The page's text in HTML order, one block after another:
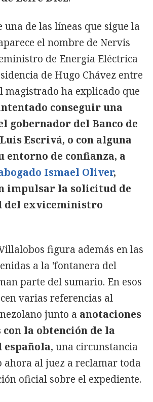
una de las líneas que sigue la
el nombre de Nervis
de Energía Eléctrica
de Hugo Chávez entre
magistrado ha explicado que
conseguir una
gobernador del Banco de
Escrivá, o con alguna
entorno de confianza, a
Ismael Oliver,
impulsar la solicitud de
del exviceministro
figura además en las
a la 'fontanera del
parte del sumario. En esos
varias referencias al
junto a anotaciones
la obtención de la
, una circunstancia
ahora al juez a reclamar toda
oficial sobre el expediente.